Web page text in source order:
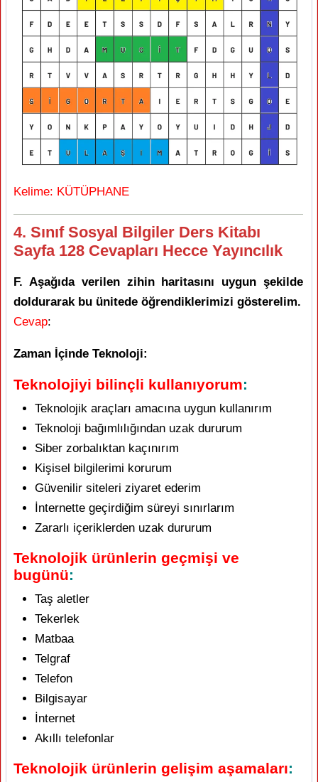
Kelime: KÜTÜPHANE
4. Sınıf Sosyal Bilgiler Ders Kitabı
Sayfa 128 Cevapları Hecce Yayıncılık
F. Aşağıda verilen zihin haritasını uygun şekilde
doldurarak bu ünitede öğrendiklerimizi gösterelim.
Cevap:
Zaman İçinde Teknoloji:
Teknolojiyi bilinçli kullanıyorum:
Teknolojik araçları amacına uygun kullanırım
Teknoloji bağımlılığından uzak dururum
Siber zorbalıktan kaçınırım
Kişisel bilgilerimi korurum
Güvenilir siteleri ziyaret ederim
İnternette geçirdiğim süreyi sınırlarım
Zararlı içeriklerden uzak dururum
Teknolojik ürünlerin geçmişi ve
bugünü:
Taş aletler
Tekerlek
Matbaa
Telgraf
Telefon
Bilgisayar
İnternet
Akıllı telefonlar
Teknolojik ürünlerin gelişim aşamaları: